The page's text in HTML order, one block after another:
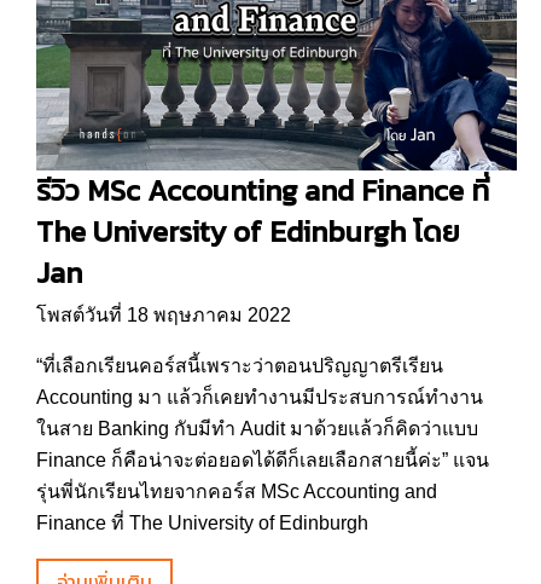
รีวิว MSc Accounting and Finance ที่
The University of Edinburgh โดย
Jan
โพสต์วันที่ 18 พฤษภาคม 2022
“ที่เลือกเรียนคอร์สนี้เพราะว่าตอนปริญญาตรีเรียน
Accounting มา แล้วก็เคยทำงานมีประสบการณ์ทำงาน
ในสาย Banking กับมีทำ Audit มาด้วยแล้วก็คิดว่าแบบ
Finance ก็คือน่าจะต่อยอดได้ดีก็เลยเลือกสายนี้ค่ะ” แจน
รุ่นพี่นักเรียนไทยจากคอร์ส MSc Accounting and
Finance ที่ The University of Edinburgh